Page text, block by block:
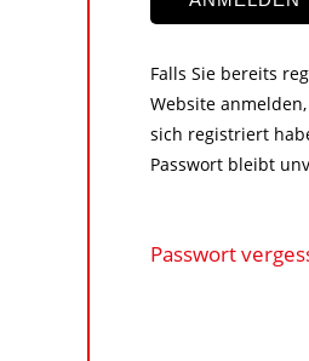
Falls Sie bereits
Website
sich registriert
Passwort bleibt
Passwort